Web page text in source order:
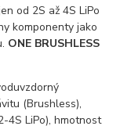
od 2S až 4S LiPo
komponenty jako
ONE BRUSHLESS
(Brushless),
4S LiPo), hmotnost